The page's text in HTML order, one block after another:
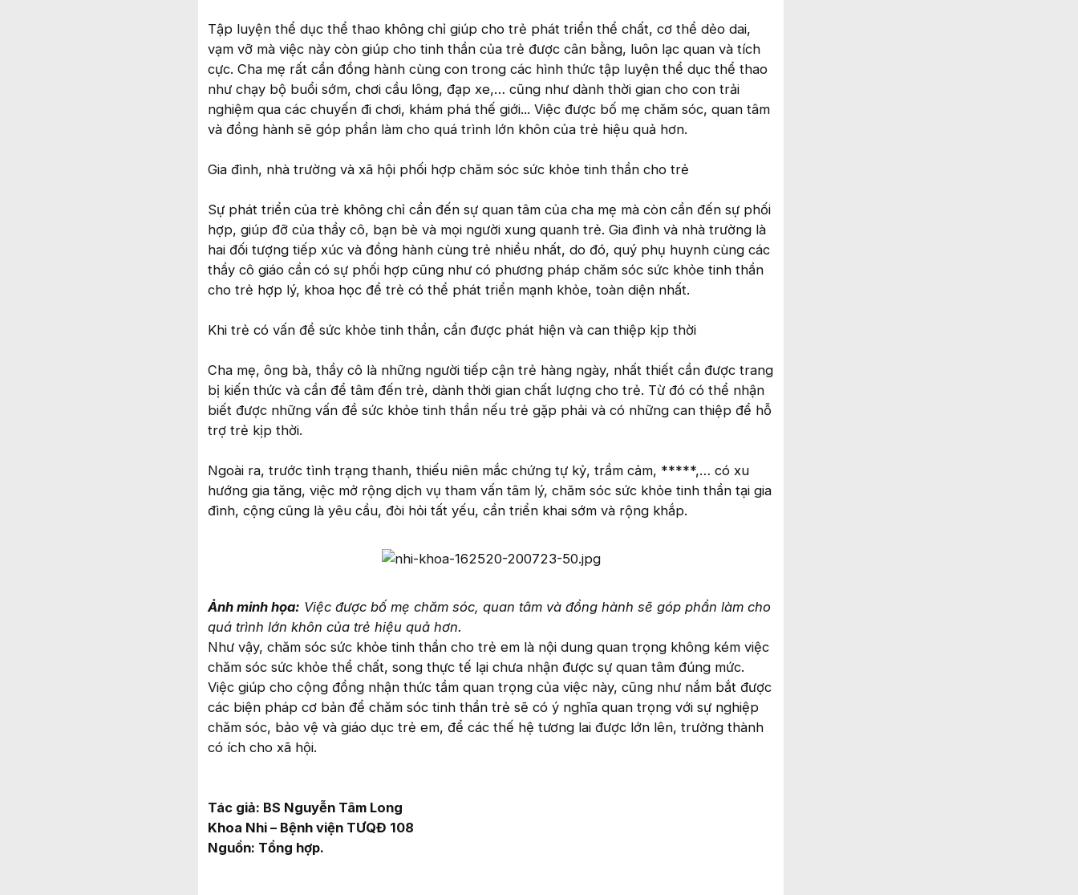
Tập luyện thể dục thể thao không chỉ giúp cho trẻ phát triển thể chất, cơ thể dẻo dai,
vạm vỡ mà việc này còn giúp cho tinh thần của trẻ được cân bằng, luôn lạc quan và tích
cực. Cha mẹ rất cần đồng hành cùng con trong các hình thức tập luyện thể dục thể thao
như chạy bộ buổi sớm, chơi cầu lông, đạp xe,… cũng như dành thời gian cho con trải
nghiệm qua các chuyến đi chơi, khám phá thế giới... Việc được bố mẹ chăm sóc, quan tâm
và đồng hành sẽ góp phần làm cho quá trình lớn khôn của trẻ hiệu quả hơn.
Gia đình, nhà trường và xã hội phối hợp chăm sóc sức khỏe tinh thần cho trẻ
Sự phát triển của trẻ không chỉ cần đến sự quan tâm của cha mẹ mà còn cần đến sự phối
hợp, giúp đỡ của thầy cô, bạn bè và mọi người xung quanh trẻ. Gia đình và nhà trường là
hai đối tượng tiếp xúc và đồng hành cùng trẻ nhiều nhất, do đó, quý phụ huynh cùng các
thầy cô giáo cần có sự phối hợp cũng như có phương pháp chăm sóc sức khỏe tinh thần
cho trẻ hợp lý, khoa học để trẻ có thể phát triển mạnh khỏe, toàn diện nhất.
Khi trẻ có vấn đề sức khỏe tinh thần, cần được phát hiện và can thiệp kịp thời
Cha mẹ, ông bà, thầy cô là những người tiếp cận trẻ hàng ngày, nhất thiết cần được trang
bị kiến thức và cần để tâm đến trẻ, dành thời gian chất lượng cho trẻ. Từ đó có thể nhận
biết được những vấn đề sức khỏe tinh thần nếu trẻ gặp phải và có những can thiệp để hỗ
trợ trẻ kịp thời.
Ngoài ra, trước tình trạng thanh, thiếu niên mắc chứng tự kỷ, trầm cảm, *****,… có xu
hướng gia tăng, việc mở rộng dịch vụ tham vấn tâm lý, chăm sóc sức khỏe tinh thần tại gia
đình, cộng cũng là yêu cầu, đòi hỏi tất yếu, cần triển khai sớm và rộng khắp.
Ảnh minh họa: Việc được bố mẹ chăm sóc, quan tâm và đồng hành sẽ góp phần làm cho
quá trình lớn khôn của trẻ hiệu quả hơn.
Như vậy, chăm sóc sức khỏe tinh thần cho trẻ em là nội dung quan trọng không kém việc
chăm sóc sức khỏe thể chất, song thực tế lại chưa nhận được sự quan tâm đúng mức.
Việc giúp cho cộng đồng nhận thức tầm quan trọng của việc này, cũng như nắm bắt được
các biện pháp cơ bản để chăm sóc tinh thần trẻ sẽ có ý nghĩa quan trọng với sự nghiệp
chăm sóc, bảo vệ và giáo dục trẻ em, để các thế hệ tương lai được lớn lên, trưởng thành
có ích cho xã hội.
Tác giả: BS Nguyễn Tâm Long
Khoa Nhi – Bệnh viện TƯQĐ 108
Nguồn: Tổng hợp.